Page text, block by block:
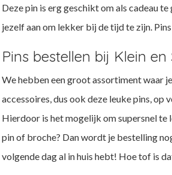
Deze pin is erg geschikt om als cadeau
jezelf aan om lekker bij de tijd te zijn.
Pins bestellen bij Klein en
We hebben een groot assortiment waar
accessoires, dus ook deze leuke pins,
Hierdoor is het mogelijk om supersnel te
pin of broche? Dan wordt je bestelling
volgende dag al in huis hebt! Hoe tof is